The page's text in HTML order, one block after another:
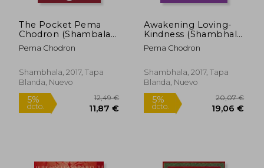
The Pocket Pema
Chodron (Shambala
Pocket Library) (en
Inglés)
Pema Chodron
Shambhala, 2017, Tapa
Blanda, Nuevo
Awakening Loving-
Kindness (Shambhala
Pocket Classics) (en
Inglés)
Pema Chodron
Shambhala, 2017, Tapa
Blanda, Nuevo